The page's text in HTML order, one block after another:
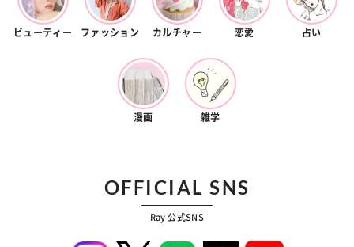
ビューティー ファッション カルチャー 恋愛 占い
漫画 雑学
OFFICIAL SNS
Ray 公式SNS